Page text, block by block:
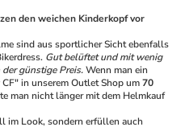
den weichen Kinderkopf vor
sind aus sportlicher Sicht ebenfalls
Gut belüftet und mit wenig
günstige Preis. Wenn man ein
in unserem Outlet Shop um 70
man nicht länger mit dem Helmkauf